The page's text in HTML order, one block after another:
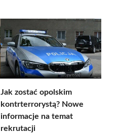
Jak zostać opolskim
kontrterrorystą? Nowe
informacje na temat
rekrutacji